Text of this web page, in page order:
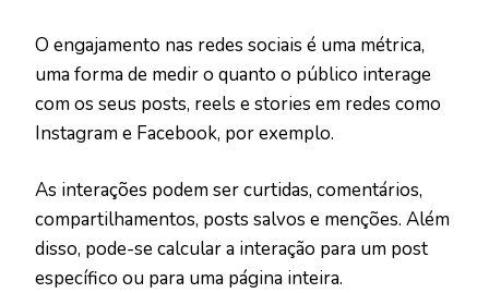
O engajamento nas redes sociais é uma métrica,
uma forma de medir o quanto o público interage
com os seus posts, reels e stories em redes como
Instagram e Facebook, por exemplo.
As interações podem ser curtidas, comentários,
compartilhamentos, posts salvos e menções. Além
disso, pode-se calcular a interação para um post
específico ou para uma página inteira.